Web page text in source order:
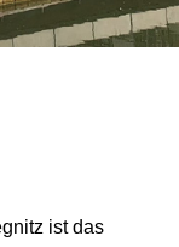
ist das